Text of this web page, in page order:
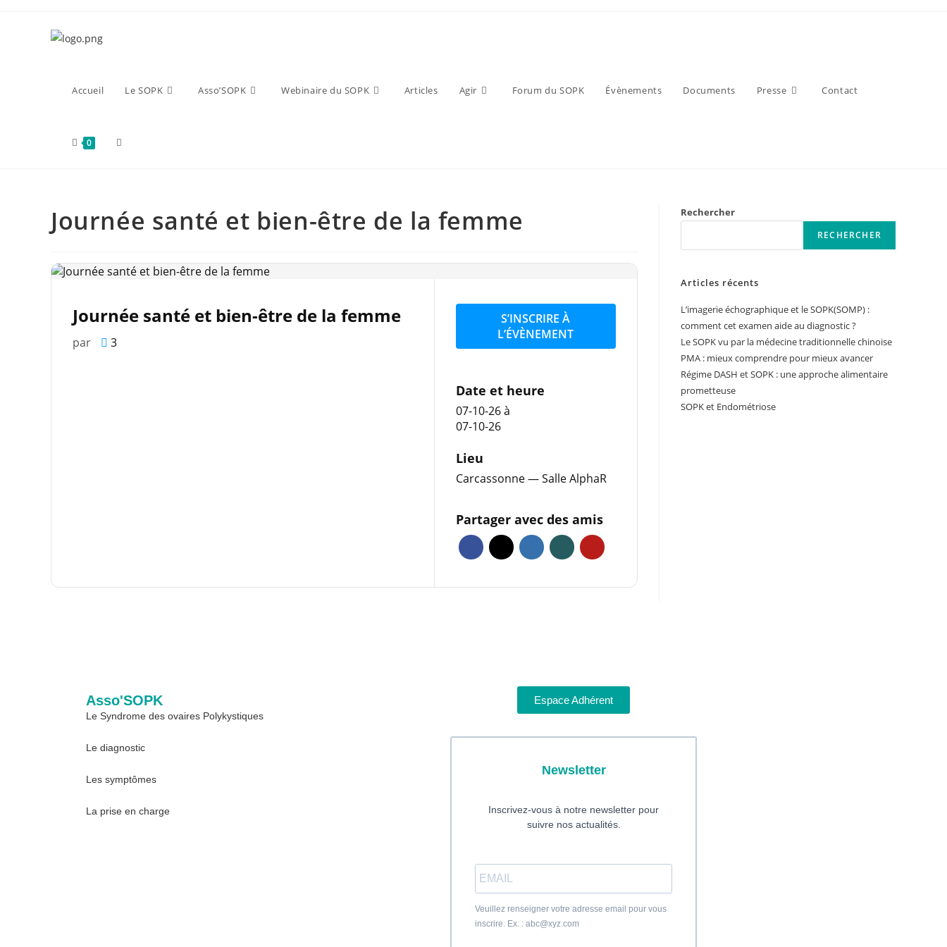
Accueil Le SOPK Asso’SOPK Webinaire du SOPK Articles Agir Forum du SOPK Évènements Documents Presse Contact
0
Journée santé et bien-être de la femme
Journée santé et bien-être de la femme
par 3
S’INSCRIRE À
L’ÉVÈNEMENT
Date et heure
07-10-26à
07-10-26
Lieu
Carcassonne — Salle AlphaR
Partager avec des amis
Rechercher
RECHERCHER
Articles récents
L’imagerie échographique et le SOPK(SOMP) :
comment cet examen aide au diagnostic ?
Le SOPK vu par la médecine traditionnelle chinoise
PMA : mieux comprendre pour mieux avancer
Régime DASH et SOPK : une approche alimentaire
prometteuse
SOPK et Endométriose
Asso'SOPK
Le Syndrome des ovaires Polykystiques
Le diagnostic
Les symptômes
La prise en charge
Espace Adhérent
Newsletter
Inscrivez-vous à notre newsletter pour
suivre nos actualités.
Veuillez renseigner votre adresse email pour vous
inscrire. Ex. : abc@xyz.com